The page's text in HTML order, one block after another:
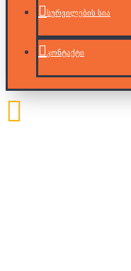
სურვილების სია
კონტაქტი